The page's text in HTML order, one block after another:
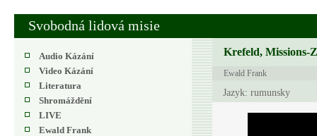
Svobodná lidová misie
Audio Kázání
Video Kázání
Literatura
Shromáždění
LIVE
Ewald Frank
Krefeld, Missions-
Ewald Frank
Jazyk: rumunsky